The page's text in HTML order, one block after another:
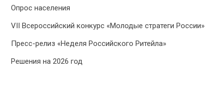
Опрос населения
VII Всероссийский конкурс «Молодые стратеги России»
Пресс-релиз «Неделя Российского Ритейла»
Решения на 2026 год